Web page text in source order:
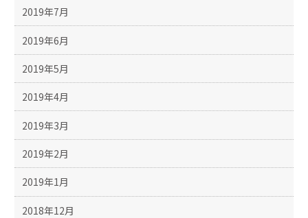
2019年7月
2019年6月
2019年5月
2019年4月
2019年3月
2019年2月
2019年1月
2018年12月